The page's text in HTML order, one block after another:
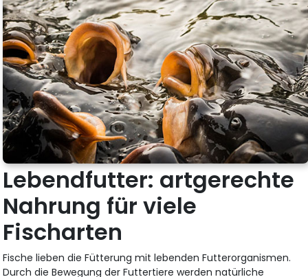
Lebendfutter: artgerechte
Nahrung für viele
Fischarten
Fische lieben die Fütterung mit lebenden Futterorganismen.
Durch die Bewegung der Futtertiere werden natürliche